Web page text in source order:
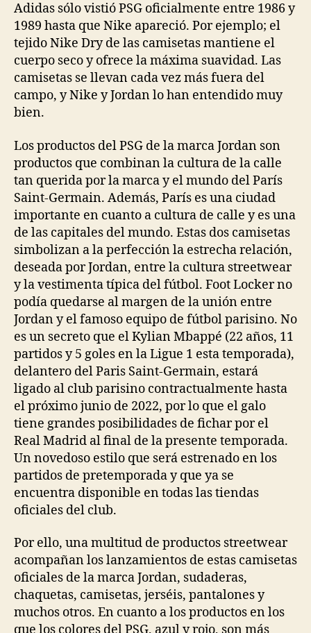
Adidas sólo vistió PSG oficialmente entre 1986 y
1989 hasta que Nike apareció. Por ejemplo; el
tejido Nike Dry de las camisetas mantiene el
cuerpo seco y ofrece la máxima suavidad. Las
camisetas se llevan cada vez más fuera del
campo, y Nike y Jordan lo han entendido muy
bien.
Los productos del PSG de la marca Jordan son
productos que combinan la cultura de la calle
tan querida por la marca y el mundo del París
Saint-Germain. Además, París es una ciudad
importante en cuanto a cultura de calle y es una
de las capitales del mundo. Estas dos camisetas
simbolizan a la perfección la estrecha relación,
deseada por Jordan, entre la cultura streetwear
y la vestimenta típica del fútbol. Foot Locker no
podía quedarse al margen de la unión entre
Jordan y el famoso equipo de fútbol parisino. No
es un secreto que el Kylian Mbappé (22 años, 11
partidos y 5 goles en la Ligue 1 esta temporada),
delantero del Paris Saint-Germain, estará
ligado al club parisino contractualmente hasta
el próximo junio de 2022, por lo que el galo
tiene grandes posibilidades de fichar por el
Real Madrid al final de la presente temporada.
Un novedoso estilo que será estrenado en los
partidos de pretemporada y que ya se
encuentra disponible en todas las tiendas
oficiales del club.
Por ello, una multitud de productos streetwear
acompañan los lanzamientos de estas camisetas
oficiales de la marca Jordan, sudaderas,
chaquetas, camisetas, jerséis, pantalones y
muchos otros. En cuanto a los productos en los